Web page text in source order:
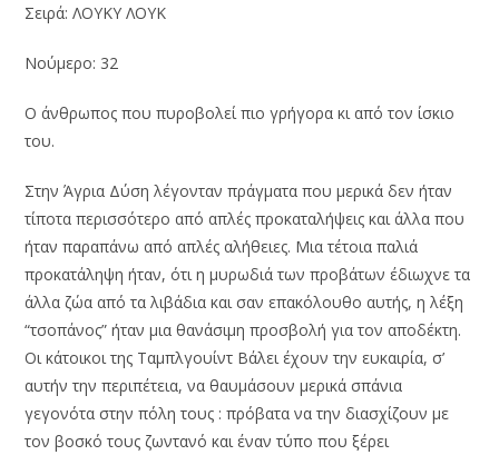
Σειρά: ΛΟΥΚΥ ΛΟΥΚ
Νούμερο: 32
Ο άνθρωπος που πυροβολεί πιο γρήγορα κι από τον ίσκιο
του.
Στην Άγρια Δύση λέγονταν πράγματα που μερικά δεν ήταν
τίποτα περισσότερο από απλές προκαταλήψεις και άλλα που
ήταν παραπάνω από απλές αλήθειες. Μια τέτοια παλιά
προκατάληψη ήταν, ότι η μυρωδιά των προβάτων έδιωχνε τα
άλλα ζώα από τα λιβάδια και σαν επακόλουθο αυτής, η λέξη
“τσοπάνος” ήταν μια θανάσιμη προσβολή για τον αποδέκτη.
Οι κάτοικοι της Ταμπλγουίντ Βάλει έχουν την ευκαιρία, σ’
αυτήν την περιπέτεια, να θαυμάσουν μερικά σπάνια
γεγονότα στην πόλη τους : πρόβατα να την διασχίζουν με
τον βοσκό τους ζωντανό και έναν τύπο που ξέρει